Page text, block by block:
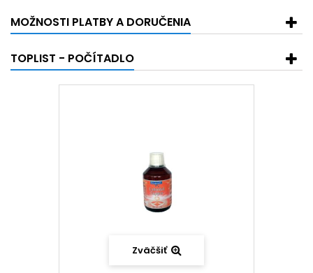
MOŽNOSTI PLATBY A DORUČENIA
TOPLIST - POČÍTADLO
Zväčšiť